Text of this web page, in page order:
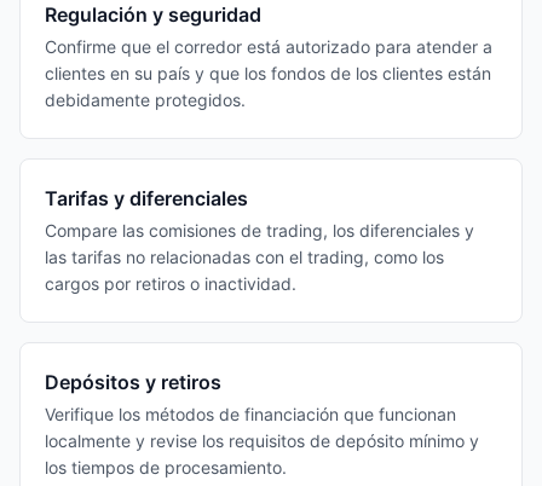
Regulación y seguridad
Confirme que el corredor está autorizado para atender a
clientes en su país y que los fondos de los clientes están
debidamente protegidos.
Tarifas y diferenciales
Compare las comisiones de trading, los diferenciales y
las tarifas no relacionadas con el trading, como los
cargos por retiros o inactividad.
Depósitos y retiros
Verifique los métodos de financiación que funcionan
localmente y revise los requisitos de depósito mínimo y
los tiempos de procesamiento.